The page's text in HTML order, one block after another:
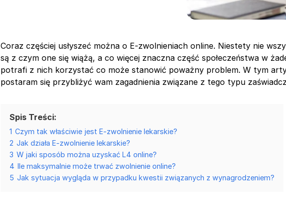
Coraz częściej usłyszeć można o E-zwolnieniach online. Niestety nie
są z czym one się wiążą, a co więcej znaczna część społeczeństwa w
potrafi z nich korzystać co może stanowić poważny problem. W tym
postaram się przybliżyć wam zagadnienia związane z tego typu
Spis Treści:
1 Czym tak właściwie jest E-zwolnienie lekarskie?
2 Jak działa E-zwolnienie lekarskie?
3 W jaki sposób można uzyskać L4 online?
4 Ile maksymalnie może trwać zwolnienie online?
5 Jak sytuacja wygląda w przypadku kwestii związanych z wynagrodzeniem?